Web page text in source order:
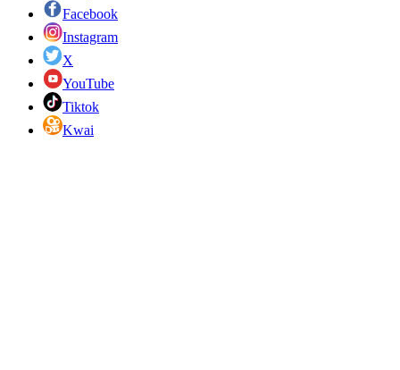
Facebook
Instagram
X
YouTube
Tiktok
Kwai